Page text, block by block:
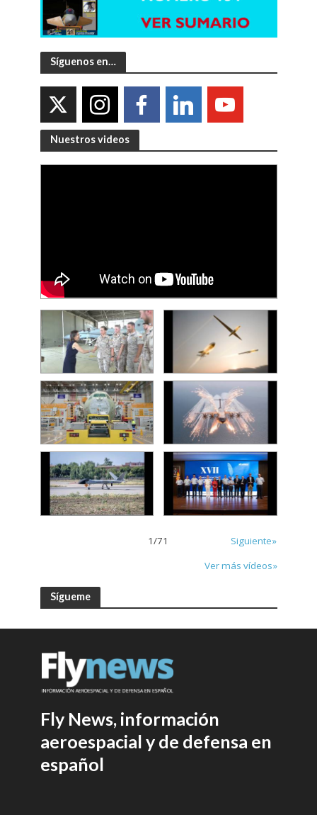
Síguenos en…
Nuestros videos
1/71
Siguiente»
Ver más vídeos»
Sígueme
Fly News, información
aeroespacial y de defensa en
español